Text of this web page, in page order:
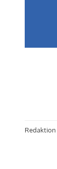
Redaktion